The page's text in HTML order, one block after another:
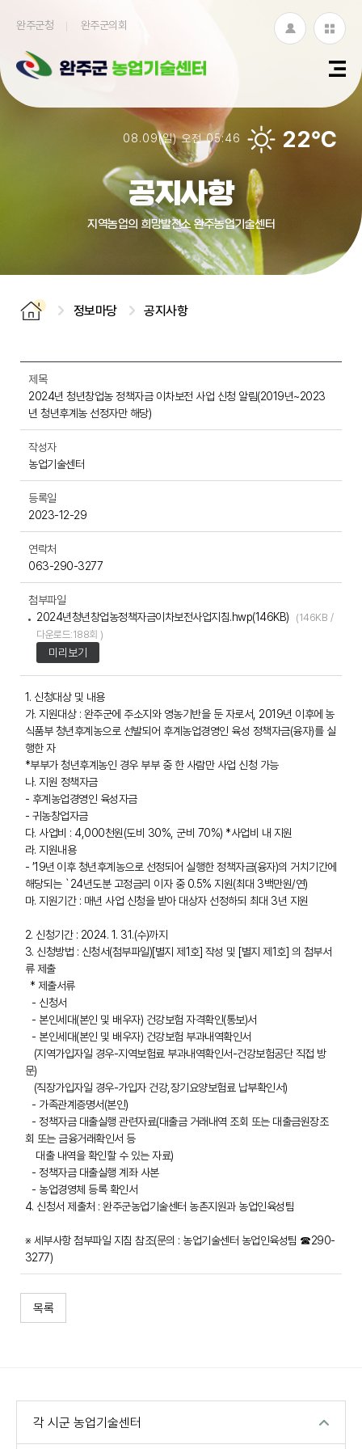
완주군청
완주군의회
모
08.09(일) 오전 05:46 22℃
공지사항
지역농업의 희망발전소 완주농업기술센터
정보마당 공지사항
제목
2024년 청년창업농 정책자금 이차보전 사업 신청 알림(2019년~2023
년 청년후계농 선정자만 해당)
작성자
농업기술센터
등록일
2023-12-29
연락처
063-290-3277
첨부파일
2024년청년창업농정책자금이차보전사업지침.hwp(146KB) (146KB /
다운로드:188회 )
미리보기
1. 신청대상 및 내용
가. 지원대상 : 완주군에 주소지와 영농기반을 둔 자로서, 2019년 이후에 농
식품부 청년후계농으로 선발되어 후계농업경영인 육성 정책자금(융자)를 실
행한 자
*부부가 청년후계농인 경우 부부 중 한 사람만 사업 신청 가능
나. 지원 정책자금
- 후계농업경영인 육성자금
- 귀농창업자금
다. 사업비 : 4,000천원(도비 30%, 군비 70%) *사업비 내 지원
라. 지원내용
- ’19년 이후 청년후계농으로 선정되어 실행한 정책자금(융자)의 거치기간에
해당되는 `24년도분 고정금리 이자 중 0.5% 지원(최대 3백만원/연)
마. 지원기간 : 매년 사업 신청을 받아 대상자 선정하되 최대 3년 지원
2. 신청기간 : 2024. 1. 31.(수)까지
3. 신청방법 : 신청서(첨부파일)[별지 제1호] 작성 및 [별지 제1호] 의 첨부서
류 제출
* 제출서류
- 신청서
- 본인세대(본인 및 배우자) 건강보험 자격확인(통보)서
- 본인세대(본인 및 배우자) 건강보험 부과내역확인서
(지역가입자일 경우-지역보험료 부과내역확인서-건강보험공단 직접 방
문)
(직장가입자일 경우-가입자 건강,장기요양보험료 납부확인서)
- 가족관계증명서(본인)
- 정책자금 대출실행 관련자료(대출금 거래내역 조회 또는 대출금원장조
회 또는 금융거래확인서 등
대출 내역을 확인할 수 있는 자료)
- 정책자금 대출실행 계좌 사본
- 농업경영체 등록 확인서
4. 신청서 제출처 : 완주군농업기술센터 농촌지원과 농업인육성팀
※ 세부사항 첨부파일 지침 참조(문의 : 농업기술센터 농업인육성팀 ☎290-
3277)
목록
각 시군 농업기술센터